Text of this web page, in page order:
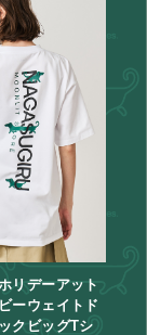
リデーアット
ーウェイトド
クビッグTシ